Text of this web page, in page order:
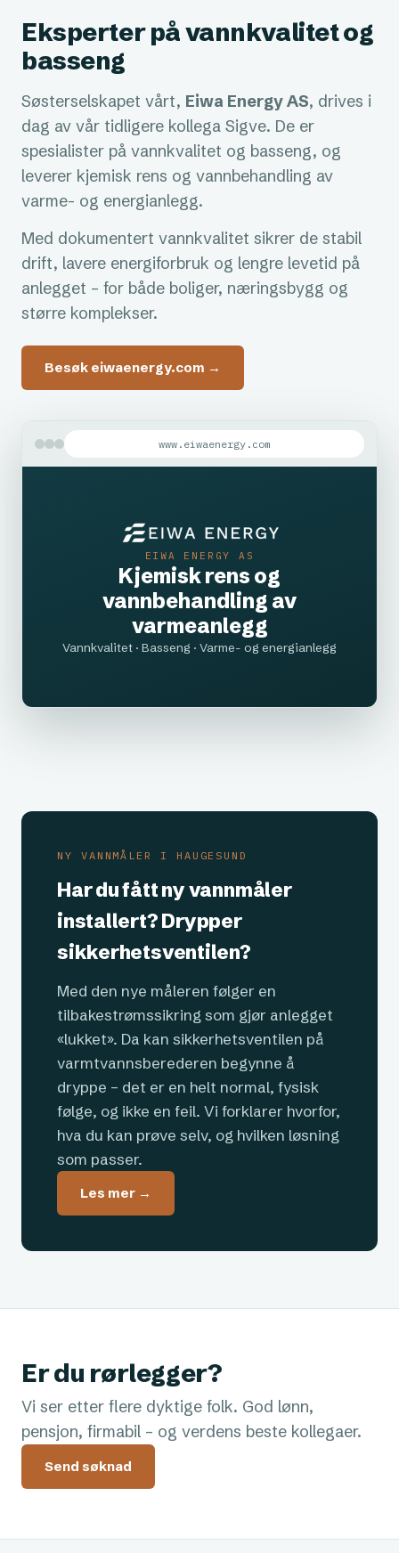
Eksperter på vannkvalitet og
basseng
Søsterselskapet vårt, Eiwa Energy AS, drives i
dag av vår tidligere kollega Sigve. De er
spesialister på vannkvalitet og basseng, og
leverer kjemisk rens og vannbehandling av
varme- og energianlegg.
Med dokumentert vannkvalitet sikrer de stabil
drift, lavere energiforbruk og lengre levetid på
anlegget – for både boliger, næringsbygg og
større komplekser.
Besøk eiwaenergy.com →
www.eiwaenergy.com
EIWA ENERGY AS
Kjemisk rens og
vannbehandling av
varmeanlegg
Vannkvalitet · Basseng · Varme- og energianlegg
NY VANNMÅLER I HAUGESUND
Har du fått ny vannmåler
installert? Drypper
sikkerhetsventilen?
Med den nye måleren følger en
tilbakestrømssikring som gjør anlegget
«lukket». Da kan sikkerhetsventilen på
varmtvannsberederen begynne å
dryppe – det er en helt normal, fysisk
følge, og ikke en feil. Vi forklarer hvorfor,
hva du kan prøve selv, og hvilken løsning
som passer.
Les mer →
Er du rørlegger?
Vi ser etter flere dyktige folk. God lønn,
pensjon, firmabil – og verdens beste kollegaer.
Send søknad